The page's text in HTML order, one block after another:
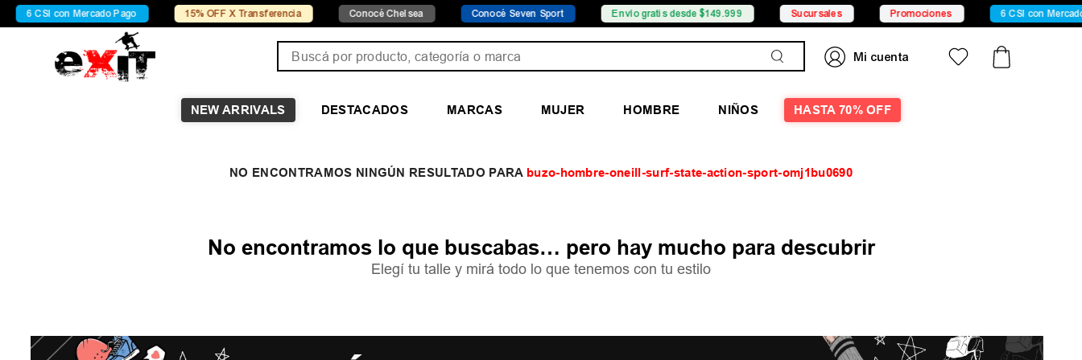
6 CSI con Mercado Pago 15% OFF X Transferencia Conocé Chelsea Conocé Seven Sport Envío gratis desde $149.999 Sucursales Promociones 6 CSI con Mercado
NEW ARRIVALS DESTACADOS MARCAS MUJER HOMBRE NIÑOS HASTA 70% OFF
buzo-hombre-oneill-surf-state-action-sport-omj1bu0690
No encontramos lo que buscabas… pero hay mucho para descubrir
Elegí tu talle y mirá todo lo que tenemos con tu estilo